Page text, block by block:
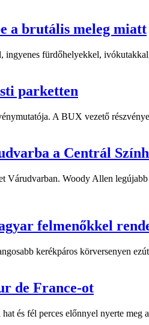
a brutális meleg miatt
fürdőhelyekkel,
parketten
A BUX vezető
a Centrál
Várudvarban. Woody Allen
felmenőkkel
kerékpáros körversenyen
de France-ot
és fél perces előnnyel nyerte